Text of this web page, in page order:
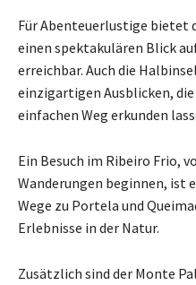
Für Abenteuerlustige bietet
einen spektakulären Blick
erreichbar. Auch die
einzigartigen Ausblicken,
einfachen Weg erkunden
Ein Besuch im Ribeiro Frio,
Wanderungen beginnen, ist
Wege zu Portela und
Erlebnisse in der Natur.
Zusätzlich sind der Monte